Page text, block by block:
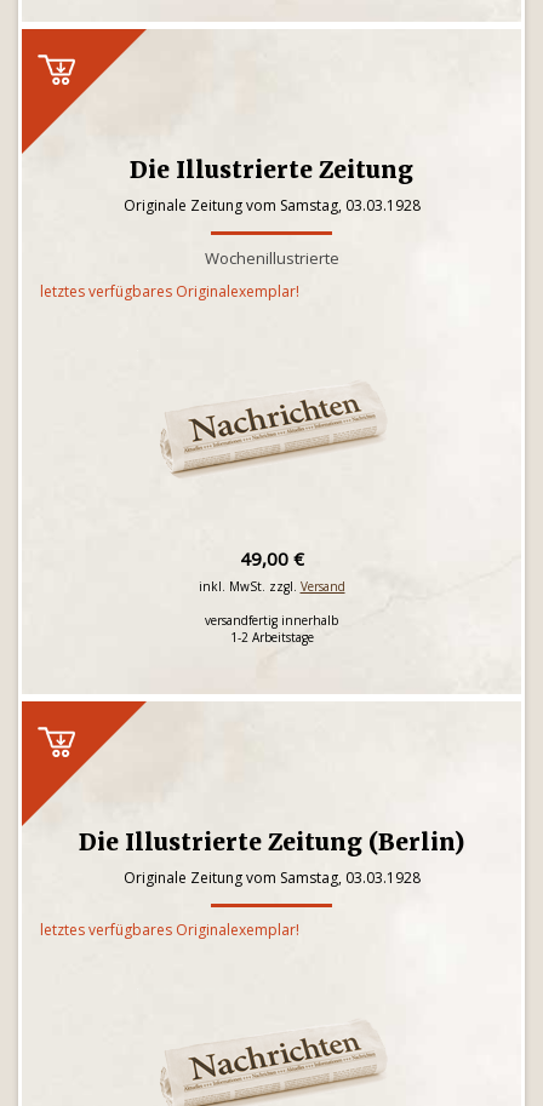
Die Illustrierte Zeitung
Originale Zeitung vom Samstag, 03.03.1928
Wochenillustrierte
letztes verfügbares Originalexemplar!
49,00 €
inkl. MwSt. zzgl. Versand
versandfertig innerhalb
1-2 Arbeitstage
Die Illustrierte Zeitung (Berlin)
Originale Zeitung vom Samstag, 03.03.1928
letztes verfügbares Originalexemplar!